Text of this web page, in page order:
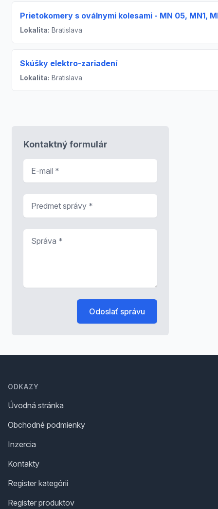
Prietokomery s oválnymi kolesami - MN 05, MN1,
Lokalita: Bratislava
Skúšky elektro-zariadení
Lokalita: Bratislava
Kontaktný formulár
Odoslať správu
ODKAZY
Úvodná stránka
Obchodné podmienky
Inzercia
Kontakty
Register kategórii
Register produktov